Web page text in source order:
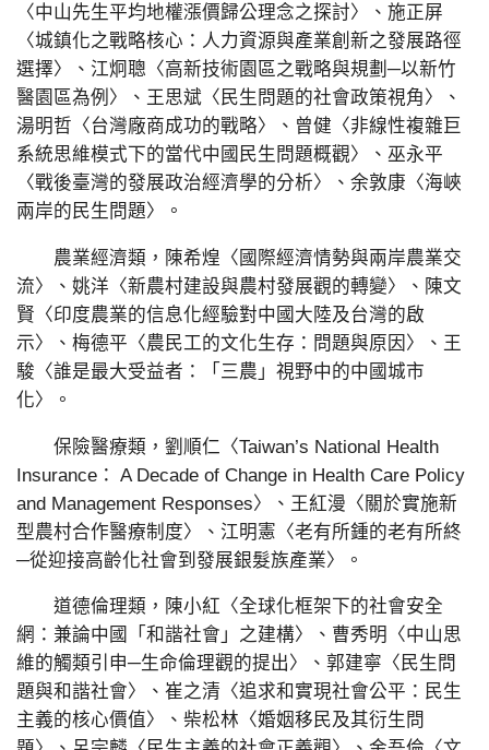
〈中山先生平均地權漲價歸公理念之探討〉、施正屏
〈城鎮化之戰略核心：人力資源與產業創新之發展路徑
選擇〉、江炯聰〈高新技術園區之戰略與規劃─以新竹
醫園區為例〉、王思斌〈民生問題的社會政策視角〉、
湯明哲〈台灣廠商成功的戰略〉、曾健〈非線性複雜巨
系統思維模式下的當代中國民生問題概觀〉、巫永平
〈戰後臺灣的發展政治經濟學的分析〉、余敦康〈海峽
兩岸的民生問題〉。
農業經濟類，陳希煌〈國際經濟情勢與兩岸農業交
流〉、姚洋〈新農村建設與農村發展觀的轉變〉、陳文
賢〈印度農業的信息化經驗對中國大陸及台灣的啟
示〉、梅德平〈農民工的文化生存：問題與原因〉、王
駿〈誰是最大受益者：「三農」視野中的中國城市
化〉。
保險醫療類，劉順仁〈Taiwan’s National Health
Insurance： A Decade of Change in Health Care Policy
and Management Responses〉、王紅漫〈關於實施新
型農村合作醫療制度〉、江明憲〈老有所鍾的老有所終
─從迎接高齡化社會到發展銀髮族產業〉。
道德倫理類，陳小紅〈全球化框架下的社會安全
網：兼論中國「和諧社會」之建構〉、曹秀明〈中山思
維的觸類引申─生命倫理觀的提出〉、郭建寧〈民生問
題與和諧社會〉、崔之清〈追求和實現社會公平：民生
主義的核心價值〉、柴松林〈婚姻移民及其衍生問